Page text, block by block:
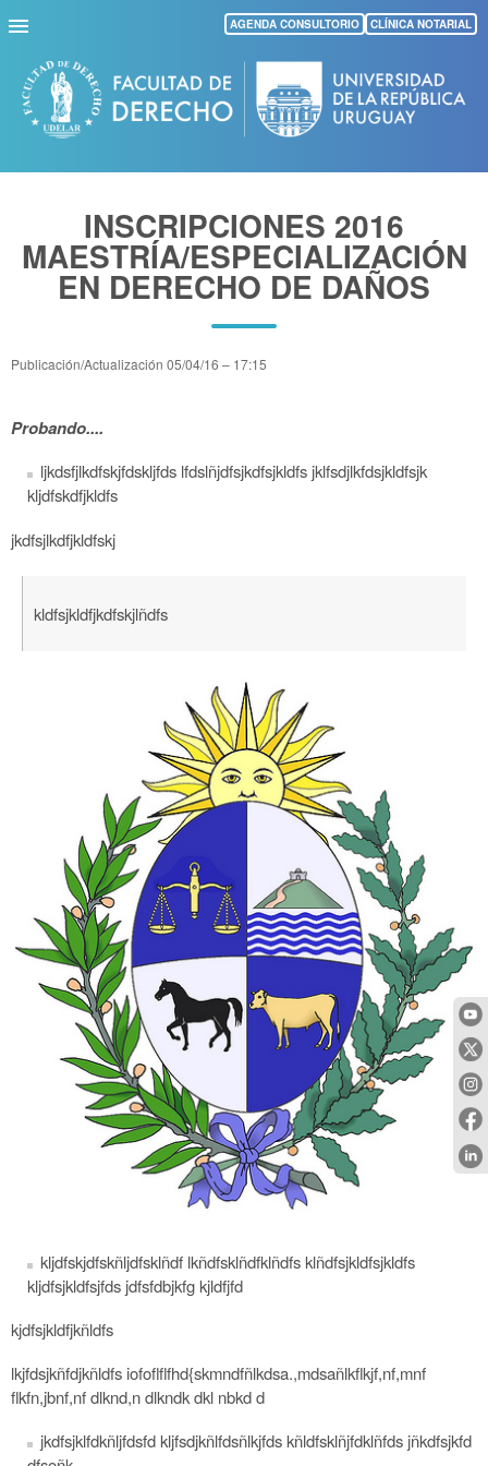
Pasar
al
contenido
principal
AGENDA CONSULTORIO CLÍNICA NOTARIAL
INSCRIPCIONES 2016
MAESTRÍA/ESPECIALIZACIÓN
EN DERECHO DE DAÑOS
Publicación/Actualización 05/04/16 – 17:15
Probando....
ljkdsfjlkdfskjfdskljfds lfdslñjdfsjkdfsjkldfs jklfsdjlkfdsjkldfsjk
kljdfskdfjkldfs
jkdfsjlkdfjkldfskj
kldfsjkldfjkdfskjlñdfs
kljdfskjdfskñljdfsklñdf lkñdfsklñdfklñdfs klñdfsjkldfsjkldfs
kljdfsjkldfsjfds jdfsfdbjkfg kjldfjfd
kjdfsjkldfjkñldfs
lkjfdsjkñfdjkñldfs iofoflflfhd{skmndfñlkdsa.,mdsañlkflkjf,nf,mnf
flkfn,jbnf,nf dlknd,n dlkndk dkl nbkd d
jkdfsjklfdkñljfdsfd kljfsdjkñlfdsñlkjfds kñldfsklñjfdklñfds jñkdfsjkfd